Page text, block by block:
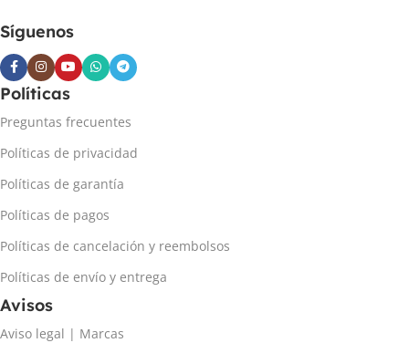
Síguenos
Políticas
Preguntas frecuentes
Políticas de privacidad
Políticas de garantía
Políticas de pagos
Políticas de cancelación y reembolsos
Políticas de envío y entrega
Avisos
Aviso legal | Marcas